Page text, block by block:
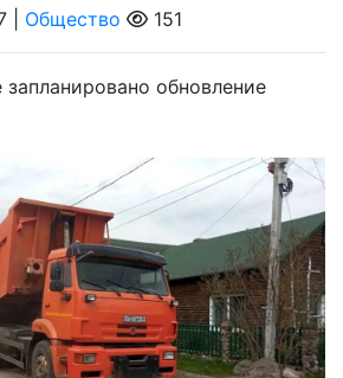
| Общество 151
обновление